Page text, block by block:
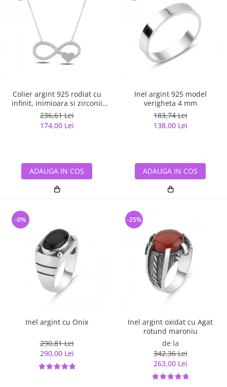
Colier argint 925 rodiat cu
infinit, inimioara si zirconii
albe - Infinite You CTU0067
236,61 Lei
174,00 Lei
ADAUGA IN COS
Inel argint 925 model
verigheta 4 mm
183,74 Lei
138,00 Lei
ADAUGA IN COS
Inel argint cu Onix
290,81 Lei
290,00 Lei
-0%
Inel argint oxidat cu Agat
rotund maroniu
de la
342,36 Lei
263,00 Lei
-25%